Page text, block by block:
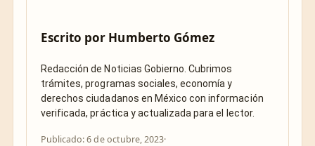
Escrito por Humberto Gómez
Redacción de Noticias Gobierno. Cubrimos
trámites, programas sociales, economía y
derechos ciudadanos en México con información
verificada, práctica y actualizada para el lector.
Publicado: 6 de octubre, 2023·